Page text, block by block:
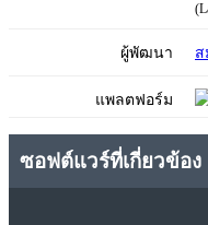
ผู้พัฒนา ส
แพลตฟอร์ม
ซอฟต์แวร์ที่เกี่ยวข้อง